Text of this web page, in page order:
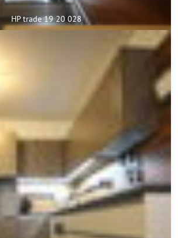
HP trade 19 20 028